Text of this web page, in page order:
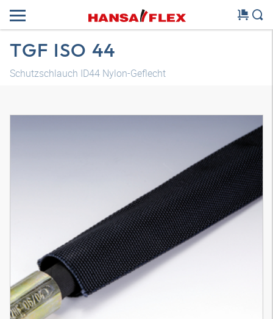
TGF ISO 44
Schutzschlauch ID44 Nylon-Geflecht